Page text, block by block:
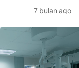
7 bulan ago